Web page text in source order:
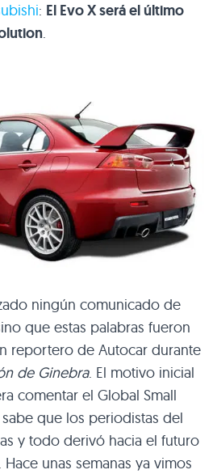
: El Evo X será el último
.
ningún comunicado de
que estas palabras fueron
reportero de Autocar durante
de Ginebra. El motivo inicial
comentar el Global Small
que los periodistas del
y todo derivó hacia el futuro
unas semanas ya vimos